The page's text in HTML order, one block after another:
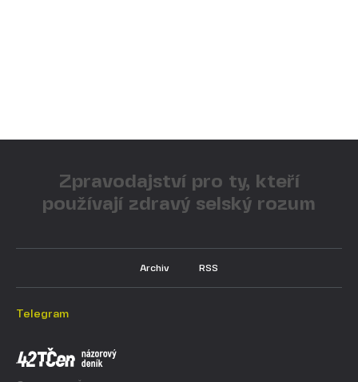
Zpravodajství pro ty, kteří
používají zdravý selský rozum
Archiv RSS
Telegram